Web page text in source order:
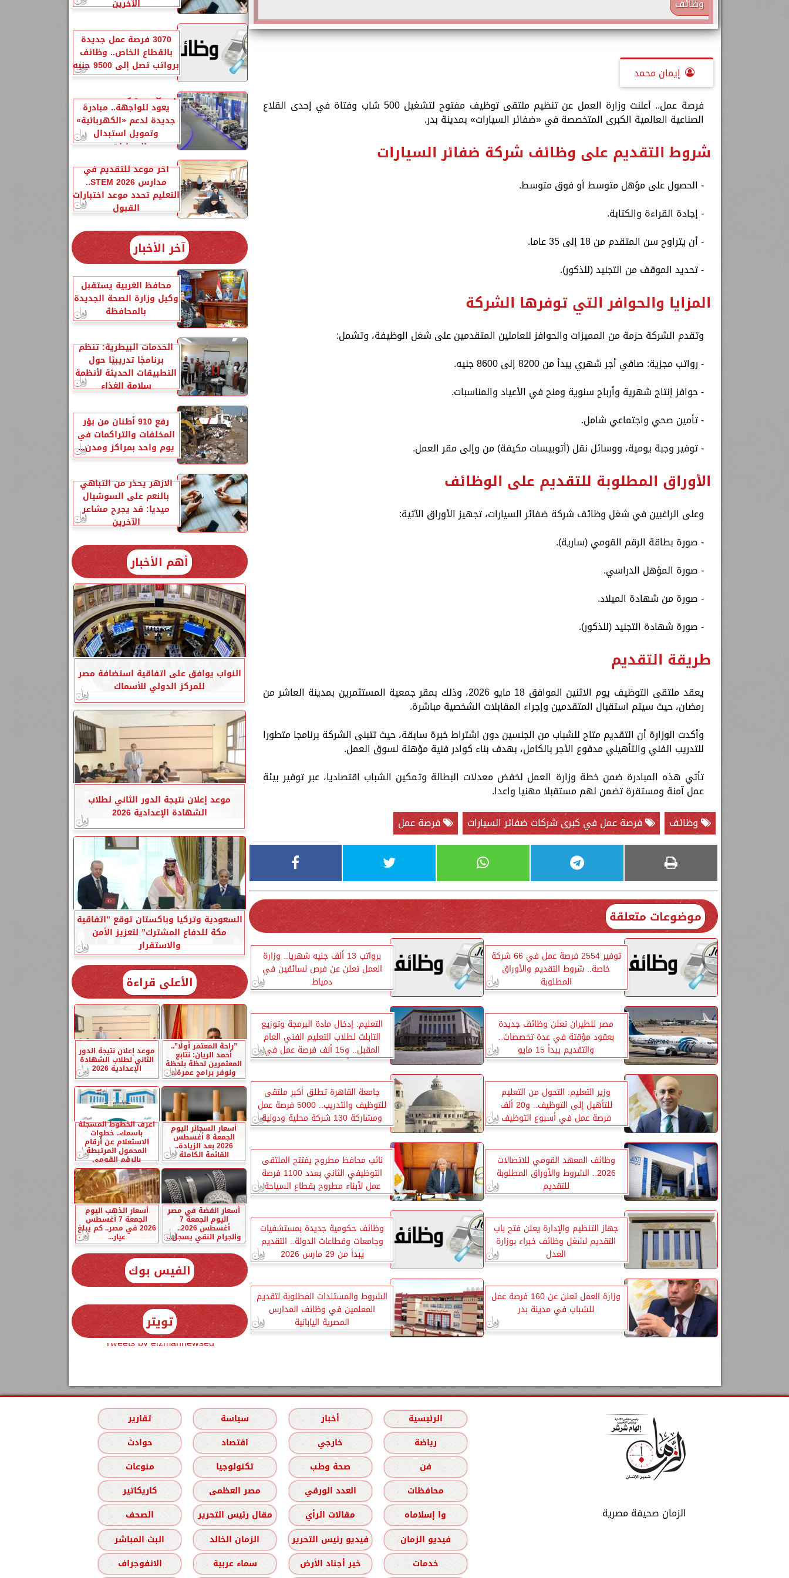
وظائف
إيمان محمد
فرصة عمل.. أعلنت وزارة العمل عن تنظيم ملتقى توظيف مفتوح لتشغيل 500 شاب وفتاة في إحدى القلاع
الصناعية العالمية الكبرى المتخصصة في «ضفائر السيارات» بمدينة بدر.
شروط التقديم على وظائف شركة ضفائر السيارات
- الحصول على مؤهل متوسط أو فوق متوسط.
- إجادة القراءة والكتابة.
- أن يتراوح سن المتقدم من 18 إلى 35 عاما.
- تحديد الموقف من التجنيد (للذكور).
المزايا والحوافر التي توفرها الشركة
وتقدم الشركة حزمة من المميزات والحوافز للعاملين المتقدمين على شغل الوظيفة، وتشمل:
- رواتب مجزية: صافي أجر شهري يبدأ من 8200 إلى 8600 جنيه.
- حوافز إنتاج شهرية وأرباح سنوية ومنح في الأعياد والمناسبات.
- تأمين صحي واجتماعي شامل.
- توفير وجبة يومية، ووسائل نقل (أتوبيسات مكيفة) من وإلى مقر العمل.
الأوراق المطلوبة للتقديم على الوظائف
وعلى الراغبين في شغل وظائف شركة ضفائر السيارات، تجهيز الأوراق الآتية:
- صورة بطاقة الرقم القومي (سارية).
- صورة المؤهل الدراسي.
- صورة من شهادة الميلاد.
- صورة شهادة التجنيد (للذكور).
طريقة التقديم
يعقد ملتقى التوظيف يوم الاثنين الموافق 18 مايو 2026، وذلك بمقر جمعية المستثمرين بمدينة العاشر من
رمضان، حيث سيتم استقبال المتقدمين وإجراء المقابلات الشخصية مباشرة.
وأكدت الوزارة أن التقديم متاح للشباب من الجنسين دون اشتراط خبرة سابقة، حيث تتبنى الشركة برنامجا متطورا
للتدريب الفني والتأهيلي مدفوع الأجر بالكامل، بهدف بناء كوادر فنية مؤهلة لسوق العمل.
تأتي هذه المبادرة ضمن خطة وزارة العمل لخفض معدلات البطالة وتمكين الشباب اقتصاديا، عبر توفير بيئة
عمل آمنة ومستقرة تضمن لهم مستقبلا مهنيا واعدا.
وظائف
فرصة عمل في كبرى شركات ضفائر السيارات فرصة عمل
موضوعات متعلقة
توفير 2554 فرصة عمل في 66 شركة
خاصة.. شروط التقديم والأوراق
المطلوبة
برواتب 13 ألف جنيه شهريا.. وزارة
العمل تعلن عن فرص لسائقين في
دمياط
مصر للطيران تعلن وظائف جديدة
بعقود مؤقتة في عدة تخصصات..
والتقديم يبدأ 15 مايو
التعليم: إدخال مادة البرمجة وتوزيع
التابلت لطلاب التعليم الفني العام
المقبل.. و15 ألف فرصة عمل في
أسبوع التوظيف
وزير التعليم: التحول من التعليم
للتأهيل إلى التوظيف.. و20 ألف
فرصة عمل في أسبوع التوظيف
للتعليم الفني 2026
جامعة القاهرة تطلق أكبر ملتقى
للتوظيف والتدريب.. 5000 فرصة عمل
ومشاركة 130 شركة محلية ودولية
وظائف المعهد القومي للاتصالات
2026.. الشروط والأوراق المطلوبة
للتقديم
نائب محافظ مطروح يفتتح الملتقى
التوظيفي الثاني بعدد 1100 فرصة
عمل لأبناء مطروح بقطاع السياحة
والفنادق
جهاز التنظيم والإدارة يعلن فتح باب
التقديم لشغل وظائف خبراء بوزارة
العدل
وظائف حكومية جديدة بمستشفيات
وجامعات وقطاعات الدولة.. التقديم
يبدأ من 29 مارس 2026
وزارة العمل تعلن عن 160 فرصة عمل
للشباب في مدينة بدر
الشروط والمستندات المطلوبة لتقديم
المعلمين في وظائف المدارس
المصرية اليابانية
الآخرين
3070 فرصة عمل جديدة
بالقطاع الخاص.. وظائف
برواتب تصل إلى 9500 جنيه
إحلال السيارات المتهالكة
يعود للواجهة.. مبادرة
جديدة لدعم «الكهربائية»
وتمويل استبدال
السيارات...
آخر موعد للتقديم في
مدارس STEM 2026..
التعليم تحدد موعد اختبارات
القبول
آخر الأخبار
محافظ الغربية يستقبل
وكيل وزارة الصحة الجديدة
بالمحافظة
الخدمات البيطرية: تنظم
برنامجًا تدريبيًا حول
التطبيقات الحديثة لأنظمة
سلامة الغذاء
رفع 910 أطنان من بؤر
المخلفات والتراكمات في
يوم واحد بمراكز ومدن...
الأزهر يحذر من التباهي
بالنعم على السوشيال
ميديا: قد يجرح مشاعر
الآخرين
أهم الأخبار
النواب يوافق على اتفاقية استضافة مصر
للمركز الدولي للأسماك
موعد إعلان نتيجة الدور الثاني لطلاب
الشهادة الإعدادية 2026
السعودية وتركيا وباكستان توقع ”اتفاقية
مكة للدفاع المشترك” لتعزيز الأمن
والاستقرار
الأعلى قراءة
”راحة المعتمر أولًا”..
أحمد الريان: نتابع
المعتمرين لحظة بلحظة
ونوفر برامج عمرة...
موعد إعلان نتيجة الدور
الثاني لطلاب الشهادة
الإعدادية 2026
أسعار السجائر اليوم
الجمعة 8 أغسطس
2026 بعد الزيادة..
القائمة الكاملة
اعرف الخطوط المسجلة
باسمك.. خطوات
الاستعلام عن أرقام
المحمول المرتبطة
بالرقم القومي
أسعار الفضة في مصر
اليوم الجمعة 7
أغسطس 2026..
والجرام النقي يسجل...
أسعار الذهب اليوم
الجمعة 7 أغسطس
2026 في مصر.. كم يبلغ
عيار...
الفيس بوك
تويتر
Tweets by elzmannewseg
الزمان صحيفة مصرية
الرئيسية أخبار سياسة
تقارير
رياضة
خارجي اقتصاد
حوادث
فن
صحة وطب تكنولوجيا
منوعات
محافظات
العدد الورقي مصر العظمى
كاريكاتير
وا إسلاماه
مقالات الرأي مقال رئيس التحرير
الصحف
فيديو الزمان
فيديو رئيس التحرير الزمان الخالد
البث المباشر
خدمات
خير أجناد الأرض سماء عربية الانفوجراف